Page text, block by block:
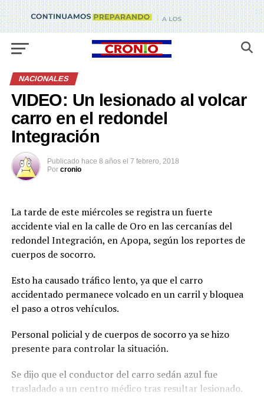
NACIONALES
VIDEO: Un lesionado al volcar
carro en el redondel
Integración
Publicado hace 8 años el 7 febrero, 2018
Por cronio
La tarde de este miércoles se registra un fuerte
accidente vial en la calle de Oro en las cercanías del
redondel Integración, en Apopa, según los reportes de
cuerpos de socorro.
Esto ha causado tráfico lento, ya que el carro
accidentado permanece volcado en un carril y bloquea
el paso a otros vehículos.
Personal policial y de cuerpos de socorro ya se hizo
presente para controlar la situación.
Se dijo que el conductor del carro sedán azul fue
trasladado a un centro médico tras resultar lesionado.